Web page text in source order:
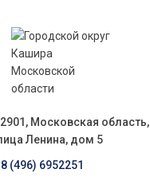
Московская
Ленина, дом 5
8 (496) 6952251